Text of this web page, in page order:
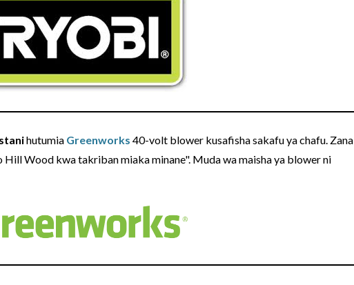
hutumia Greenworks 40-volt blower kusafisha sakafu ya chafu. Zana
Hill Wood kwa takriban miaka minane". Muda wa maisha ya blower ni